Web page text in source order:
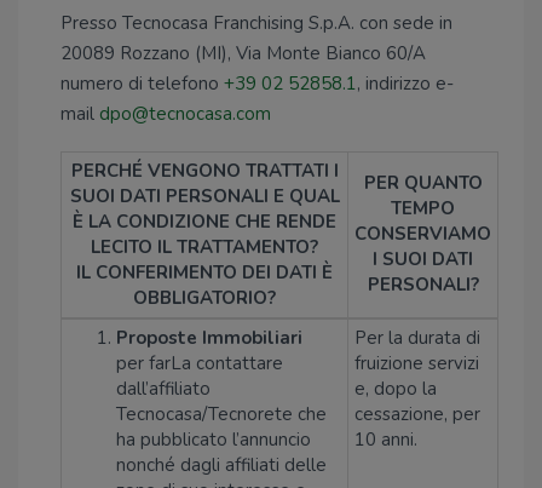
Presso Tecnocasa Franchising S.p.A. con sede in
20089 Rozzano (MI), Via Monte Bianco 60/A
numero di telefono +39 02 52858.1, indirizzo e-
mail dpo@tecnocasa.com
PERCHÉ VENGONO TRATTATI I
SUOI DATI PERSONALI E QUAL
È LA CONDIZIONE CHE RENDE
LECITO IL TRATTAMENTO?
IL CONFERIMENTO DEI DATI È
OBBLIGATORIO?
PER QUANTO
TEMPO
CONSERVIAMO
I SUOI DATI
PERSONALI?
Proposte Immobiliari
per farLa contattare
dall’affiliato
Tecnocasa/Tecnorete che
ha pubblicato l’annuncio
nonché dagli affiliati delle
Per la durata di
fruizione servizi
e, dopo la
cessazione, per
10 anni.